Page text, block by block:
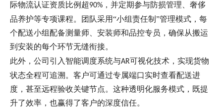
际物流认证资质比例超90% ，并定期参与防损管理、奢侈
品养护等专项课程。团队采用“小组责任制”管理模式，每
个配送小组配备测量师、安装师和品控专员，确保从搬运
到安装的每个环节无缝衔接。
此外，公司引入智能调度系统与AR可视化技术，实现货物
状态全程可追溯。客户可通过专属端口实时查看配送进
度，甚至远程验收关键节点。这种透明化服务模式，既提
升了效率，也赢得了客户的深度信任。